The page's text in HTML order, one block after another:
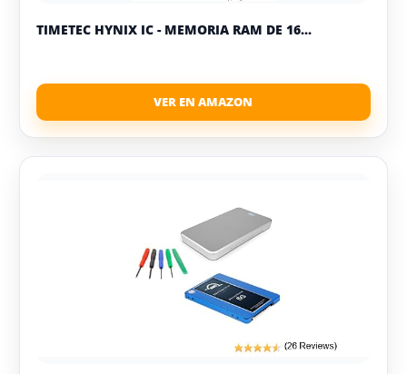
TIMETEC HYNIX IC - MEMORIA RAM DE 16...